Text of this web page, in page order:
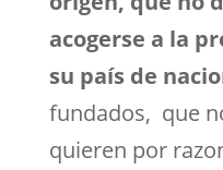
acogerse a la
su país de
fundados, que
quieren por